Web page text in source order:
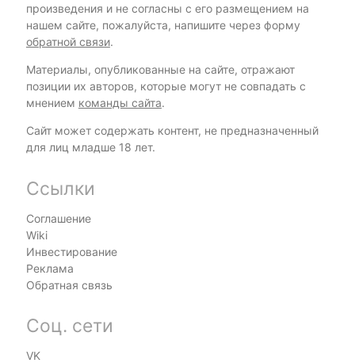
произведения и не согласны с его размещением на
нашем сайте, пожалуйста, напишите через форму
обратной связи.
Материалы, опубликованные на сайте, отражают
позиции их авторов, которые могут не совпадать с
мнением команды сайта.
Сайт может содержать контент, не предназначенный
для лиц младше 18 лет.
Ссылки
Соглашение
Wiki
Инвестирование
Реклама
Обратная связь
Соц. сети
VK